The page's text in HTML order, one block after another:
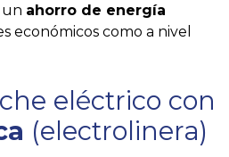
un ahorro de energía
económicos como a nivel
eléctrico con
(electrolinera)